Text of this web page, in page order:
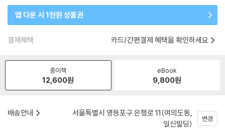
앱 다운 시 1천원 상품권
결제혜택 카드/간편결제 혜택을 확인하세요
종이책
12,600원
eBook
9,800원
배송안내
서울특별시 영등포구 은행로 11(여의도동,
일신빌딩)
변경